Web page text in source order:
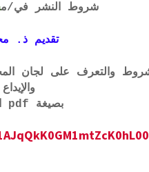
شروط النشر في/م
تقديم ذ.
بصيغة pdf الرابط أسفله: